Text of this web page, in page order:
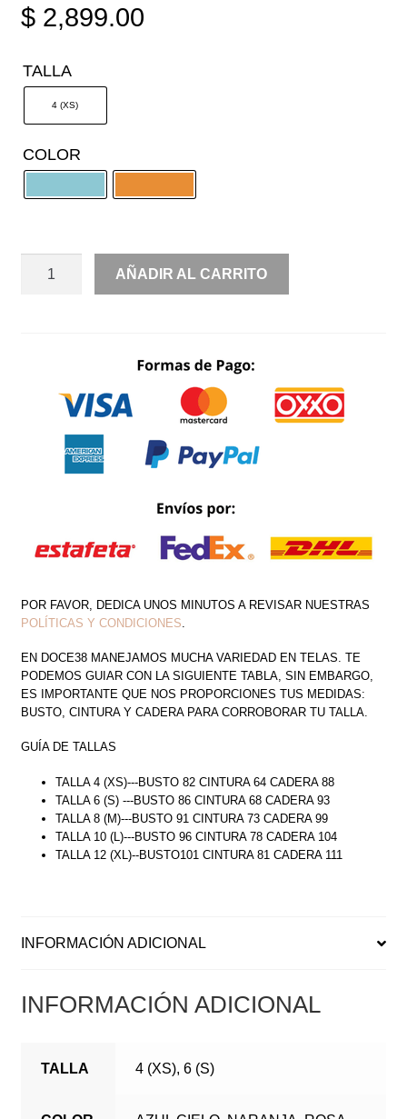
$2,899.00
TALLA
4 (XS)
COLOR
SIRENA
ESPALDA
TIRANTES
ESCOTE
CANTIDAD
AÑADIR AL CARRITO
POR FAVOR, DEDICA UNOS MINUTOS A REVISAR NUESTRAS
POLÍTICAS Y CONDICIONES.
EN DOCE38 MANEJAMOS MUCHA VARIEDAD EN TELAS. TE
PODEMOS GUIAR CON LA SIGUIENTE TABLA, SIN EMBARGO,
ES IMPORTANTE QUE NOS PROPORCIONES TUS MEDIDAS:
BUSTO, CINTURA Y CADERA PARA CORROBORAR TU TALLA.
GUÍA DE TALLAS
TALLA 4 (XS)---BUSTO 82 CINTURA 64 CADERA 88
TALLA 6 (S) ---BUSTO 86 CINTURA 68 CADERA 93
TALLA 8 (M)---BUSTO 91 CINTURA 73 CADERA 99
TALLA 10 (L)---BUSTO 96 CINTURA 78 CADERA 104
TALLA 12 (XL)--BUSTO101 CINTURA 81 CADERA 111
INFORMACIÓN ADICIONAL
INFORMACIÓN ADICIONAL
TALLA 4 (XS), 6 (S)